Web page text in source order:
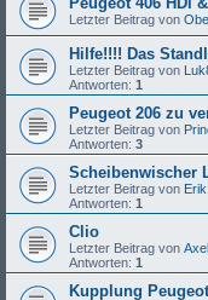
Letzter Beitrag von
Hilfe!!!! Das
Letzter Beitrag von
Antworten: 1
Peugeot 206 zu
Letzter Beitrag von
Antworten: 3
Scheibenwischer
Letzter Beitrag von
Antworten: 1
Clio
Letzter Beitrag von
Antworten: 1
Kupplung